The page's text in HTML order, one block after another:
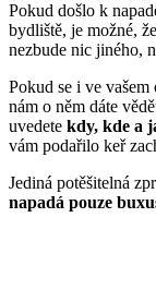
Pokud došlo k
bydliště, je možné,
nezbude nic jiného,
Pokud se i ve
nám o něm dáte
uvedete kdy, kde a
vám podařilo keř
Jediná potěšitelná
napadá pouze